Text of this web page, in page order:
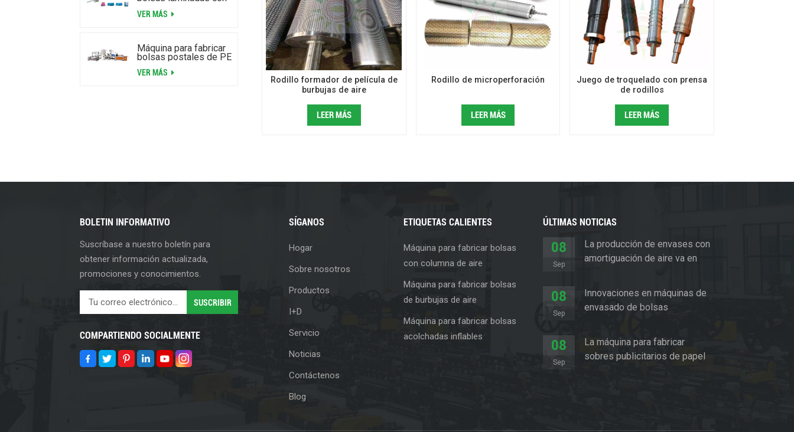
cremallera y burbujas
de aire
VER MÁS
Máquina para fabricar
bolsas postales de PE
VER MÁS
Rodillo formador de película de
burbujas de aire
LEER MÁS
Rodillo de microperforación
LEER MÁS
Juego de troquelado con prensa
de rodillos
LEER MÁS
BOLETIN INFORMATIVO
Suscríbase a nuestro boletín para
obtener información actualizada,
promociones y conocimientos.
COMPARTIENDO SOCIALMENTE
SÍGANOS
Hogar
Sobre nosotros
Productos
I+D
Servicio
Noticias
Contáctenos
Blog
ETIQUETAS CALIENTES
Máquina para fabricar bolsas
con columna de aire
Máquina para fabricar bolsas
de burbujas de aire
Máquina para fabricar bolsas
acolchadas inflables
ÚLTIMAS NOTICIAS
08
Sep
La producción de envases con
amortiguación de aire va en
08
Sep
Innovaciones en máquinas de
envasado de bolsas
08
Sep
La máquina para fabricar
sobres publicitarios de papel